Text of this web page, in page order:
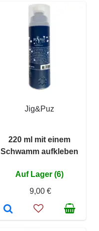
Jig&Puz
220 ml mit einem
Schwamm aufkleben
Auf Lager (6)
9,00 €